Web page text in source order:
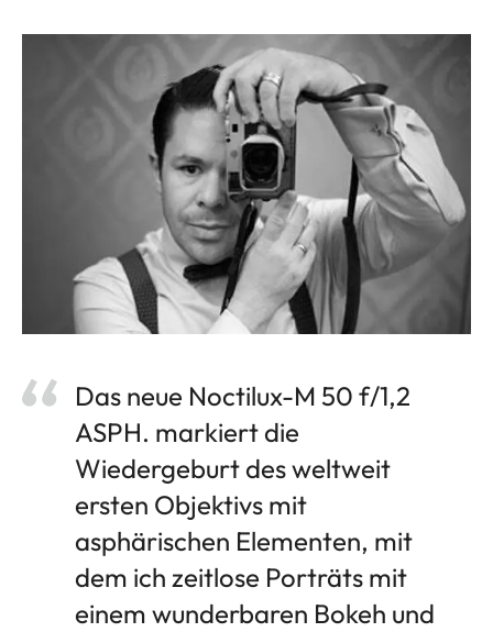
Das neue Noctilux-M 50 f/1,2
ASPH. markiert die
Wiedergeburt des weltweit
ersten Objektivs mit
asphärischen Elementen, mit
dem ich zeitlose Porträts mit
einem wunderbaren Bokeh und